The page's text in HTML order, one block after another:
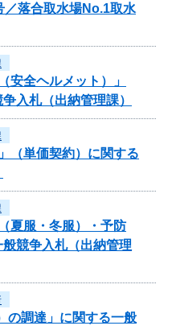
／落合取水場No.1取水
安全ヘルメット）」
入札（出納管理課）
（単価契約）に関する
夏服・冬服）・予防
競争入札（出納管理
の調達」に関する一般